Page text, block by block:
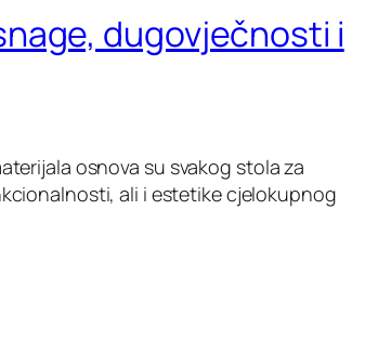
dugovječnosti i
osnova su svakog stola za
ali i estetike cjelokupnog